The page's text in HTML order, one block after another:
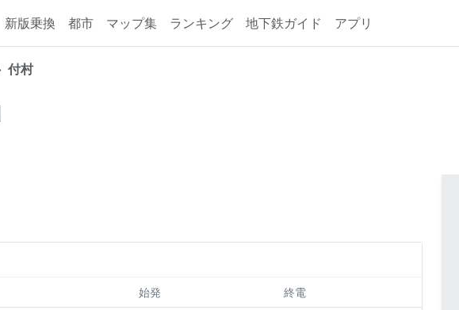
新版乗換 都市 マップ集 ランキング 地下鉄ガイド アプリ
付村
始発 終電